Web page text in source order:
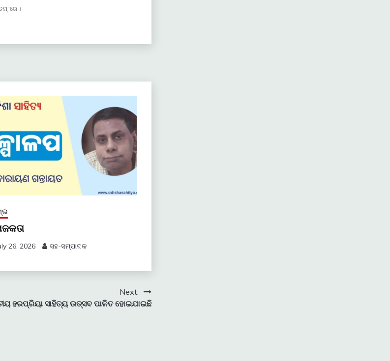
।
26, 2026 ସହ-ସମ୍ପାଦକ
Next:
ହରପ୍ରିୟା ସାହିତ୍ୟ ଉତ୍ସବ ପାଳିତ ହୋଇଯାଇଛି